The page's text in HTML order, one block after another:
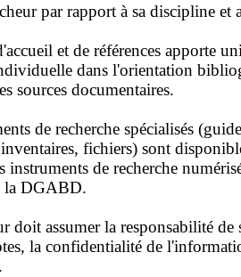
par rapport à sa discipline et
et de références apporte
dans l'orientation
sources documentaires.
de recherche spécialisés
fichiers) sont
instruments de recherche
la DGABD.
doit assumer la responsabilité de
la confidentialité de